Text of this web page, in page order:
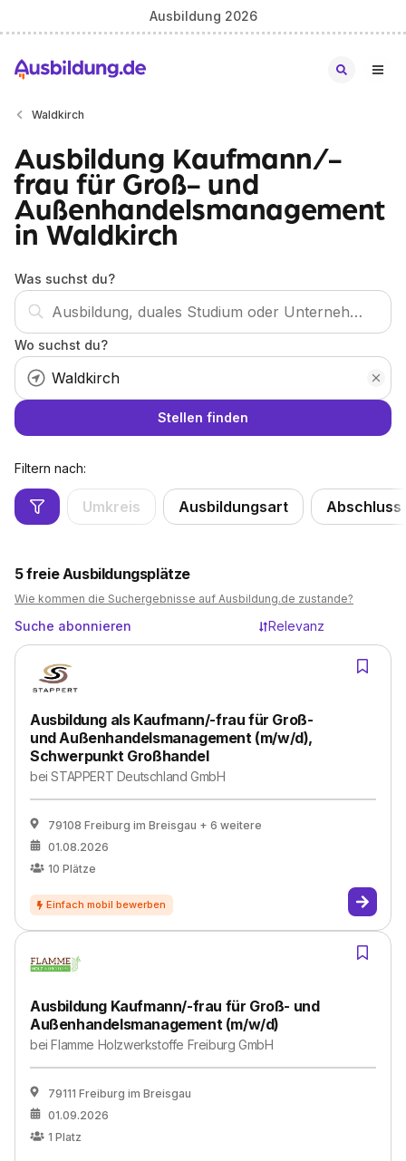
Ausbildung 2026
Waldkirch
Ausbildung Kaufmann/-
frau für Groß- und
Außenhandelsmanagement
in Waldkirch
Was suchst du?
Wo suchst du?
Stellen finden
Filtern nach:
Umkreis Ausbildungsart Abschluss
5freie Ausbildungsplätze
Wie kommen die Suchergebnisse auf Ausbildung.de zustande?
Suche abonnieren Relevanz
Ausbildung als Kaufmann/-frau für Groß-
und Außenhandelsmanagement (m/w/d),
Schwerpunkt Großhandel
beiSTAPPERT Deutschland GmbH
79108 Freiburg im Breisgau + 6 weitere
01.08.2026
10 Plätze
Ausbildung Kaufmann/-frau für Groß- und
Außenhandelsmanagement (m/w/d)
beiFlamme Holzwerkstoffe Freiburg GmbH
79111 Freiburg im Breisgau
01.09.2026
1 Platz